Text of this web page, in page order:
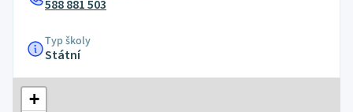
588 881 503
Typ školy
Státní
+